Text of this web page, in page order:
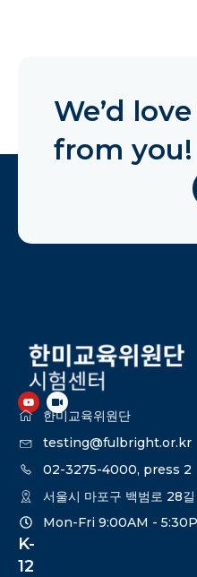
We’d
from you!
한미교육위원단
testing@fulbright.or.kr
02-3275-4000, press 2
서울시 마포구 백범로 28
Mon-Fri 9:00AM -
K-
12